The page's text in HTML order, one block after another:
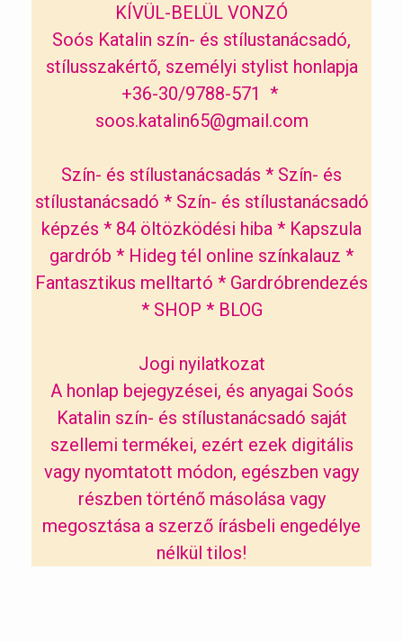
KÍVÜL-BELÜL VONZÓ
Soós Katalin szín- és stílustanácsadó,
stílusszakértő, személyi stylist honlapja
+36-30/9788-571 *
soos.katalin65@gmail.com
Szín- és stílustanácsadás * Szín- és
stílustanácsadó * Szín- és stílustanácsadó
képzés * 84 öltözködési hiba * Kapszula
gardrób * Hideg tél online színkalauz *
Fantasztikus melltartó * Gardróbrendezés
* SHOP * BLOG
Jogi nyilatkozat
A honlap bejegyzései, és anyagai Soós
Katalin szín- és stílustanácsadó saját
szellemi termékei, ezért ezek digitális
vagy nyomtatott módon, egészben vagy
részben történő másolása vagy
megosztása a szerző írásbeli engedélye
nélkül tilos!